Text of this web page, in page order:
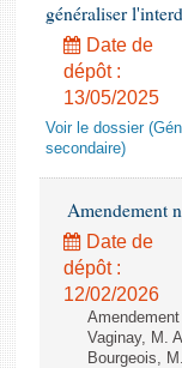
généraliser
Date de
dépôt :
13/05/2025
Voir le dossier
secondaire)
Amendement
Date de
dépôt :
12/02/2026
Vaginay, M.
Bourgeois,